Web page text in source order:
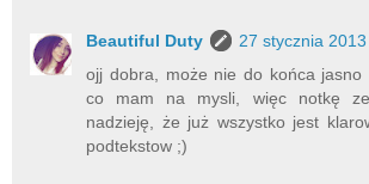
Beautiful Duty
27 stycznia
ojj dobra, może nie do końca jasno
co mam na mysli, więc notkę
nadzieję, że już wszystko jest
podtekstow ;)